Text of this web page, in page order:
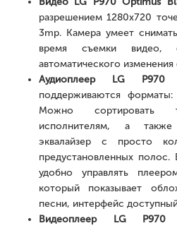
разрешением 1280х720
3mp. Камера умеет
время съемки видео,
автоматического
Аудиоплеер LG
поддерживаются
Можно сортировать
исполнителям, а
эквалайзер с просто
предустановленных
удобно управлять
который показывает
песни, интерфейс
Видеоплеер LG